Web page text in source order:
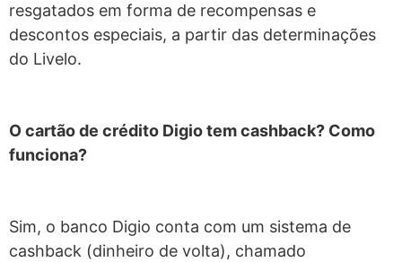
resgatados em forma de recompensas e
descontos especiais, a partir das determinações
do Livelo.
O cartão de crédito Digio tem cashback? Como
funciona?
Sim, o banco Digio conta com um sistema de
cashback (dinheiro de volta), chamado